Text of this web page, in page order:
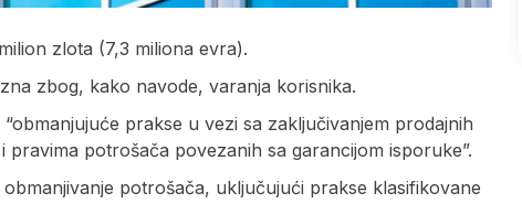
zlota (7,3 miliona evra).
zbog, kako navode, varanja korisnika.
prakse u vezi sa zaključivanjem prodajnih
potrošača povezanih sa garancijom isporuke”.
potrošača, uključujući prakse klasifikovane